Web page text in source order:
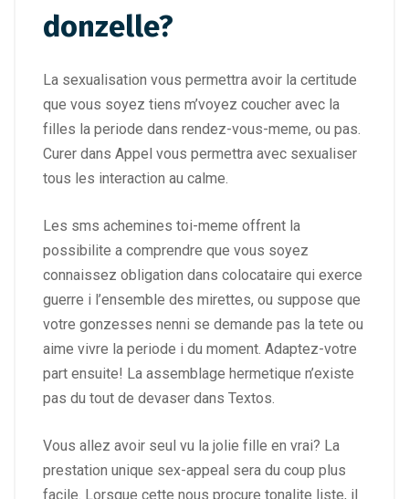
donzelle?
La sexualisation vous permettra avoir la certitude
que vous soyez tiens m’voyez coucher avec la
filles la periode dans rendez-vous-meme, ou pas.
Curer dans Appel vous permettra avec sexualiser
tous les interaction au calme.
Les sms achemines toi-meme offrent la
possibilite a comprendre que vous soyez
connaissez obligation dans colocataire qui exerce
guerre i l’ensemble des mirettes, ou suppose que
votre gonzesses nenni se demande pas la tete ou
aime vivre la periode i du moment. Adaptez-votre
part ensuite! La assemblage hermetique n’existe
pas du tout de devaser dans Textos.
Vous allez avoir seul vu la jolie fille en vrai? La
prestation unique sex-appeal sera du coup plus
facile. Lorsque cette nous procure tonalite liste, il